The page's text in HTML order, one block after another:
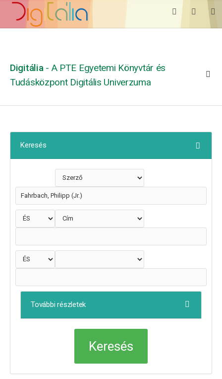
Digitália - A PTE Egyetemi Könyvtár és
Tudásközpont Digitális Univerzuma
Keresés
További részletek